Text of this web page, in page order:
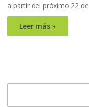
a partir del próximo 22
Leer más »